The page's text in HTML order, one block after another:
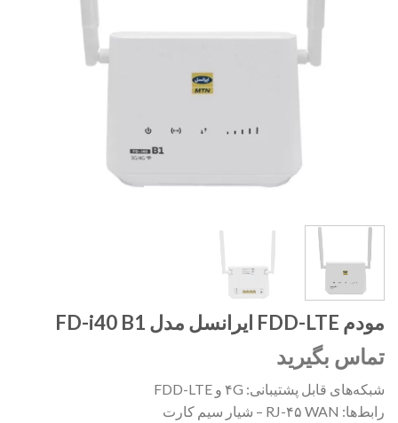
مودم FDD-LTE ایرانسل مدل FD-i40 B1
تماس بگیرید
شبکه‌های قابل پشتیبانی: ۴G و FDD-LTE
رابط‌ها: RJ-۴۵ WAN – شیار سیم کارت